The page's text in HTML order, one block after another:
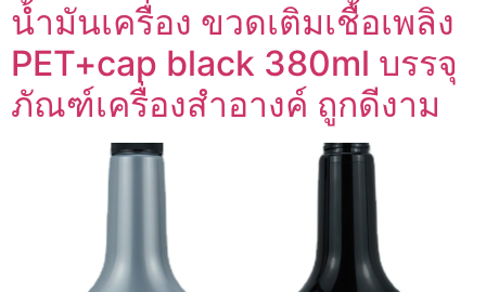
น้ำมันเครื่อง ขวดเติมเชื้อเพลิง
PET+cap black 380ml บรรจุ
ภัณฑ์เครื่องสำอางค์ ถูกดีงาม